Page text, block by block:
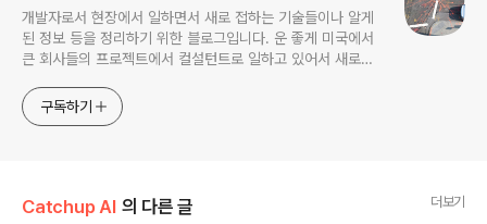
개발자로서 현장에서 일하면서 새로 접하는 기술들이나 알게
된 정보 등을 정리하기 위한 블로그입니다. 운 좋게 미국에서
큰 회사들의 프로젝트에서 컬설턴트로 일하고 있어서 새로운
사용되는 툴들에 대해 많은 분들과 정보를 공유하고 싶습니다.
구독하기
Catchup AI 의 다른 글 더보기